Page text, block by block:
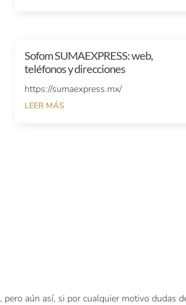
Sofom SUMAEXPRESS: web,
teléfonos y direcciones
https://sumaexpress.mx/
LEER MÁS
, pero aún así, si por cualquier motivo dudas